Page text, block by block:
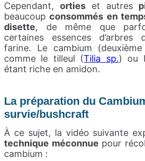
Cependant, ortieset autres
beaucoupconsommés en
disette, de même que
certaines essences d’arbres
farine. Le cambium
comme le tilleul (Tilia sp.) ou
étant riche en amidon.
La préparation du
survie/bushcraft
À ce sujet, la vidéo suivante
technique méconnue pour
cambium :